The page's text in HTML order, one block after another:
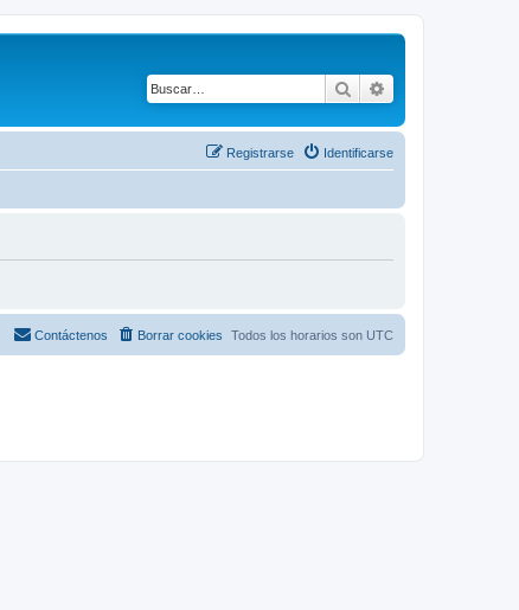
Buscar
Identificarse
Registrarse
Todos los horarios son UTC
Borrar cookies
Contáctenos